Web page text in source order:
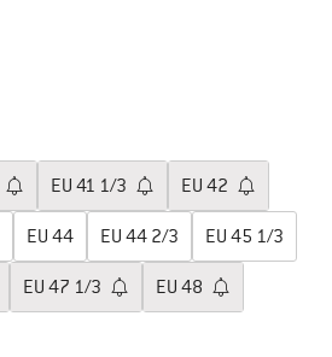
EU 41 1/3 EU 42
EU 44 EU 44 2/3 EU 45 1/3
EU 47 1/3 EU 48